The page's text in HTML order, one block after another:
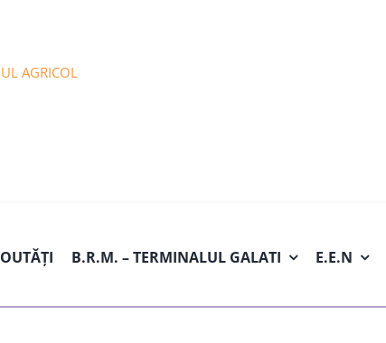
AGRICOL
B.R.M. – TERMINALUL GALATI E.E.N